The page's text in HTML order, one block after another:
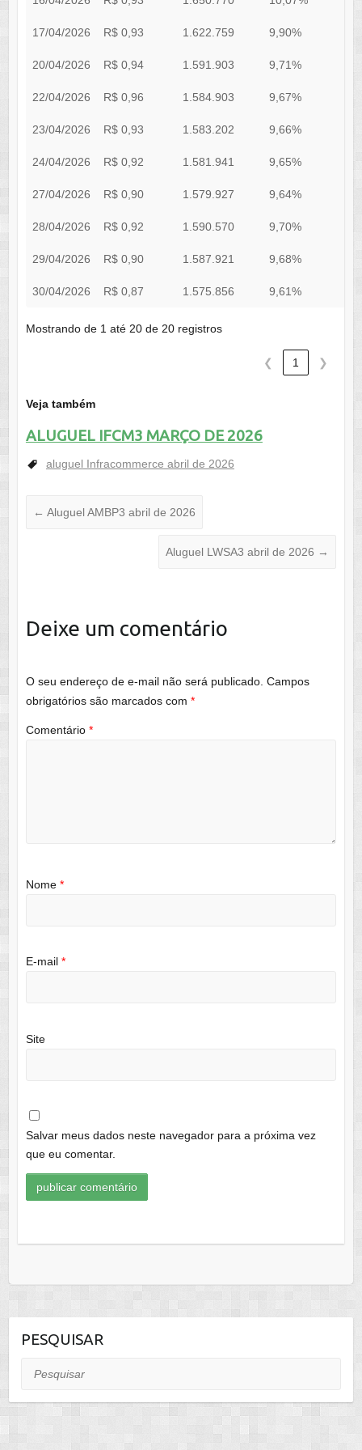
17/04/2026 R$ 0,93 1.622.759 9,90%
20/04/2026 R$ 0,94 1.591.903 9,71%
22/04/2026 R$ 0,96 1.584.903 9,67%
23/04/2026 R$ 0,93 1.583.202 9,66%
24/04/2026 R$ 0,92 1.581.941 9,65%
27/04/2026 R$ 0,90 1.579.927 9,64%
28/04/2026 R$ 0,92 1.590.570 9,70%
29/04/2026 R$ 0,90 1.587.921 9,68%
30/04/2026 R$ 0,87 1.575.856 9,61%
Mostrando de 1 até 20 de 20 registros
❮ 1 ❯
Veja também
ALUGUEL IFCM3 MARÇO DE 2026
aluguel Infracommerce abril de 2026
← Aluguel AMBP3 abril de 2026
Aluguel LWSA3 abril de 2026 →
Deixe um comentário
O seu endereço de e-mail não será publicado. Campos
obrigatórios são marcados com *
Comentário *
Nome *
E-mail *
Site
Salvar meus dados neste navegador para a próxima vez
que eu comentar.
PESQUISAR
Pesquisar